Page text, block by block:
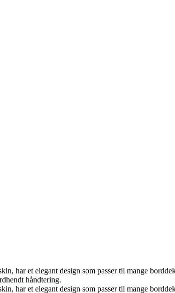
har et elegant design som passer til mange
håndtering.
har et elegant design som passer til mange